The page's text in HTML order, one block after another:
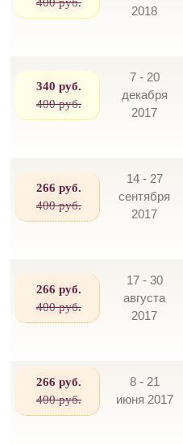
2018
340 руб.
400 руб.
7 - 20
декабря
2017
266 руб.
400 руб.
14 - 27
сентября
2017
266 руб.
400 руб.
17 - 30
августа
2017
266 руб.
400 руб.
8 - 21
июня 2017